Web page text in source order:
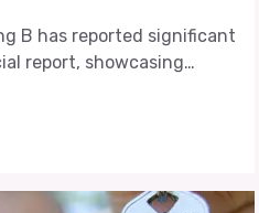
B has reported significant
report, showcasing
climate.